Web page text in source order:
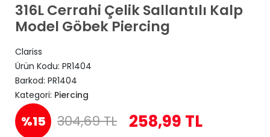
316L Cerrahi Çelik Sallantılı Kalp
Model Göbek Piercing
Clariss
Ürün Kodu: PR1404
Barkod: PR1404
Kategori: Piercing
%15 304,69 TL 258,99 TL